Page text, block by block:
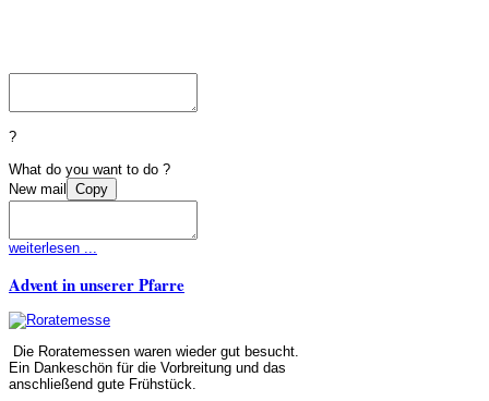
?
What do you want to do ?
New mail Copy
weiterlesen ...
Advent in unserer Pfarre
Die Roratemessen waren wieder gut besucht.
Ein Dankeschön für die Vorbreitung und das
anschließend gute Frühstück.